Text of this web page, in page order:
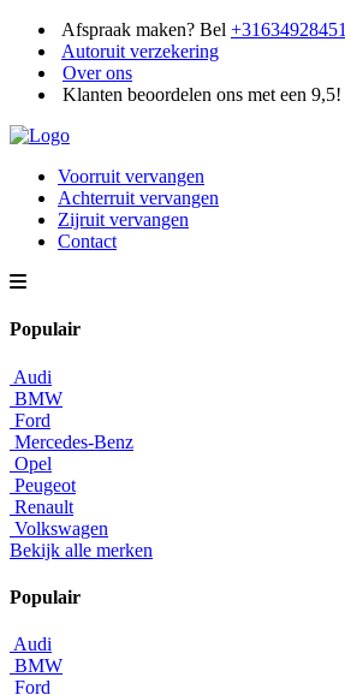
Afspraak maken? Bel +31634928451
Autoruit verzekering
Over ons
Klanten beoordelen ons met een 9,5!
Voorruit vervangen
Achterruit vervangen
Zijruit vervangen
Contact
Populair
Audi
BMW
Ford
Mercedes-Benz
Opel
Peugeot
Renault
Volkswagen
Bekijk alle merken
Populair
Audi
BMW
Ford